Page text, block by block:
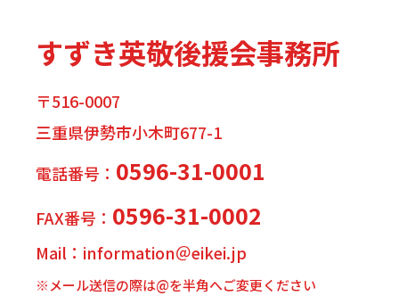
すずき英敬後援会事務所
〒516-0007
三重県伊勢市小木町677-1
電話番号： 0596-31-0001
FAX番号： 0596-31-0002
Mail：information＠eikei.jp
※メール送信の際は@を半角へご変更ください